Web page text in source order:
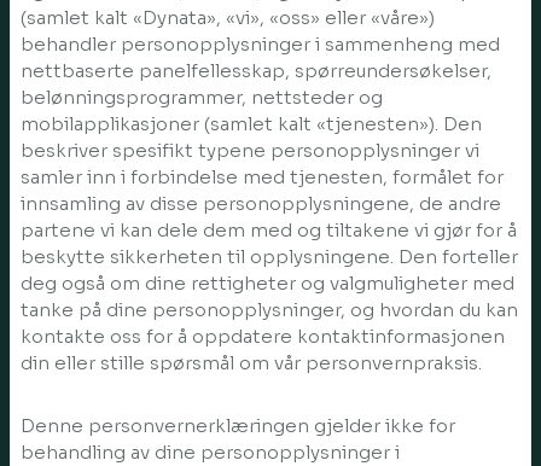
(samlet kalt «Dynata», «vi», «oss» eller «våre»)
behandler personopplysninger i sammenheng med
nettbaserte panelfellesskap, spørreundersøkelser,
belønningsprogrammer, nettsteder og
mobilapplikasjoner (samlet kalt «tjenesten»). Den
beskriver spesifikt typene personopplysninger vi
samler inn i forbindelse med tjenesten, formålet for
innsamling av disse personopplysningene, de andre
partene vi kan dele dem med og tiltakene vi gjør for å
beskytte sikkerheten til opplysningene. Den forteller
deg også om dine rettigheter og valgmuligheter med
tanke på dine personopplysninger, og hvordan du kan
kontakte oss for å oppdatere kontaktinformasjonen
din eller stille spørsmål om vår personvernpraksis.
Denne personvernerklæringen gjelder ikke for
behandling av dine personopplysninger i